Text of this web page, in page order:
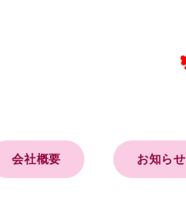
会社概要 お知らせ